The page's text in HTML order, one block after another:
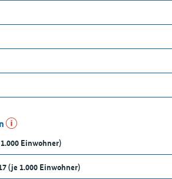
Einwohner)
(je 1.000 Einwohner)